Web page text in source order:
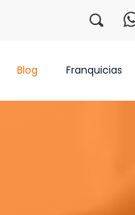
¡Regístrate con
Blog Franquicias